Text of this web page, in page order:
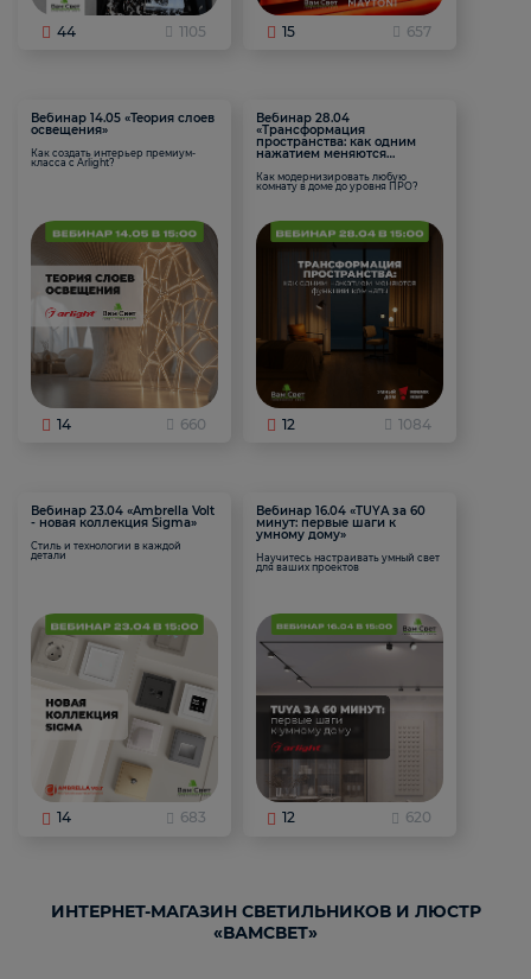
44 1105 15 657
Вебинар 14.05 «Теория слоев
освещения»
Как создать интерьер премиум-
класса с Arlight?
14 660
Вебинар 28.04
«Трансформация
пространства: как одним
нажатием меняются
Как модернизировать любую
комнату в доме до уровня ПРО?
12 1084
Вебинар 23.04 «Ambrella Volt
- новая коллекция Sigma»
Стиль и технологии в каждой
детали
14 683
Вебинар 16.04 «TUYA за 60
минут: первые шаги к
умному дому»
Научитесь настраивать умный свет
для ваших проектов
12 620
ИНТЕРНЕТ-МАГАЗИН СВЕТИЛЬНИКОВ И ЛЮСТР
«ВАМСВЕТ»